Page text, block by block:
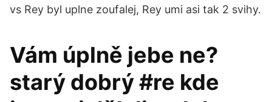
vs Rey byl uplne zoufalej, Rey umi asi tak 2 svihy.
Vám úplně jebe ne?
starý dobrý #re kde